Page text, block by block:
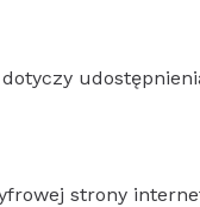
strony